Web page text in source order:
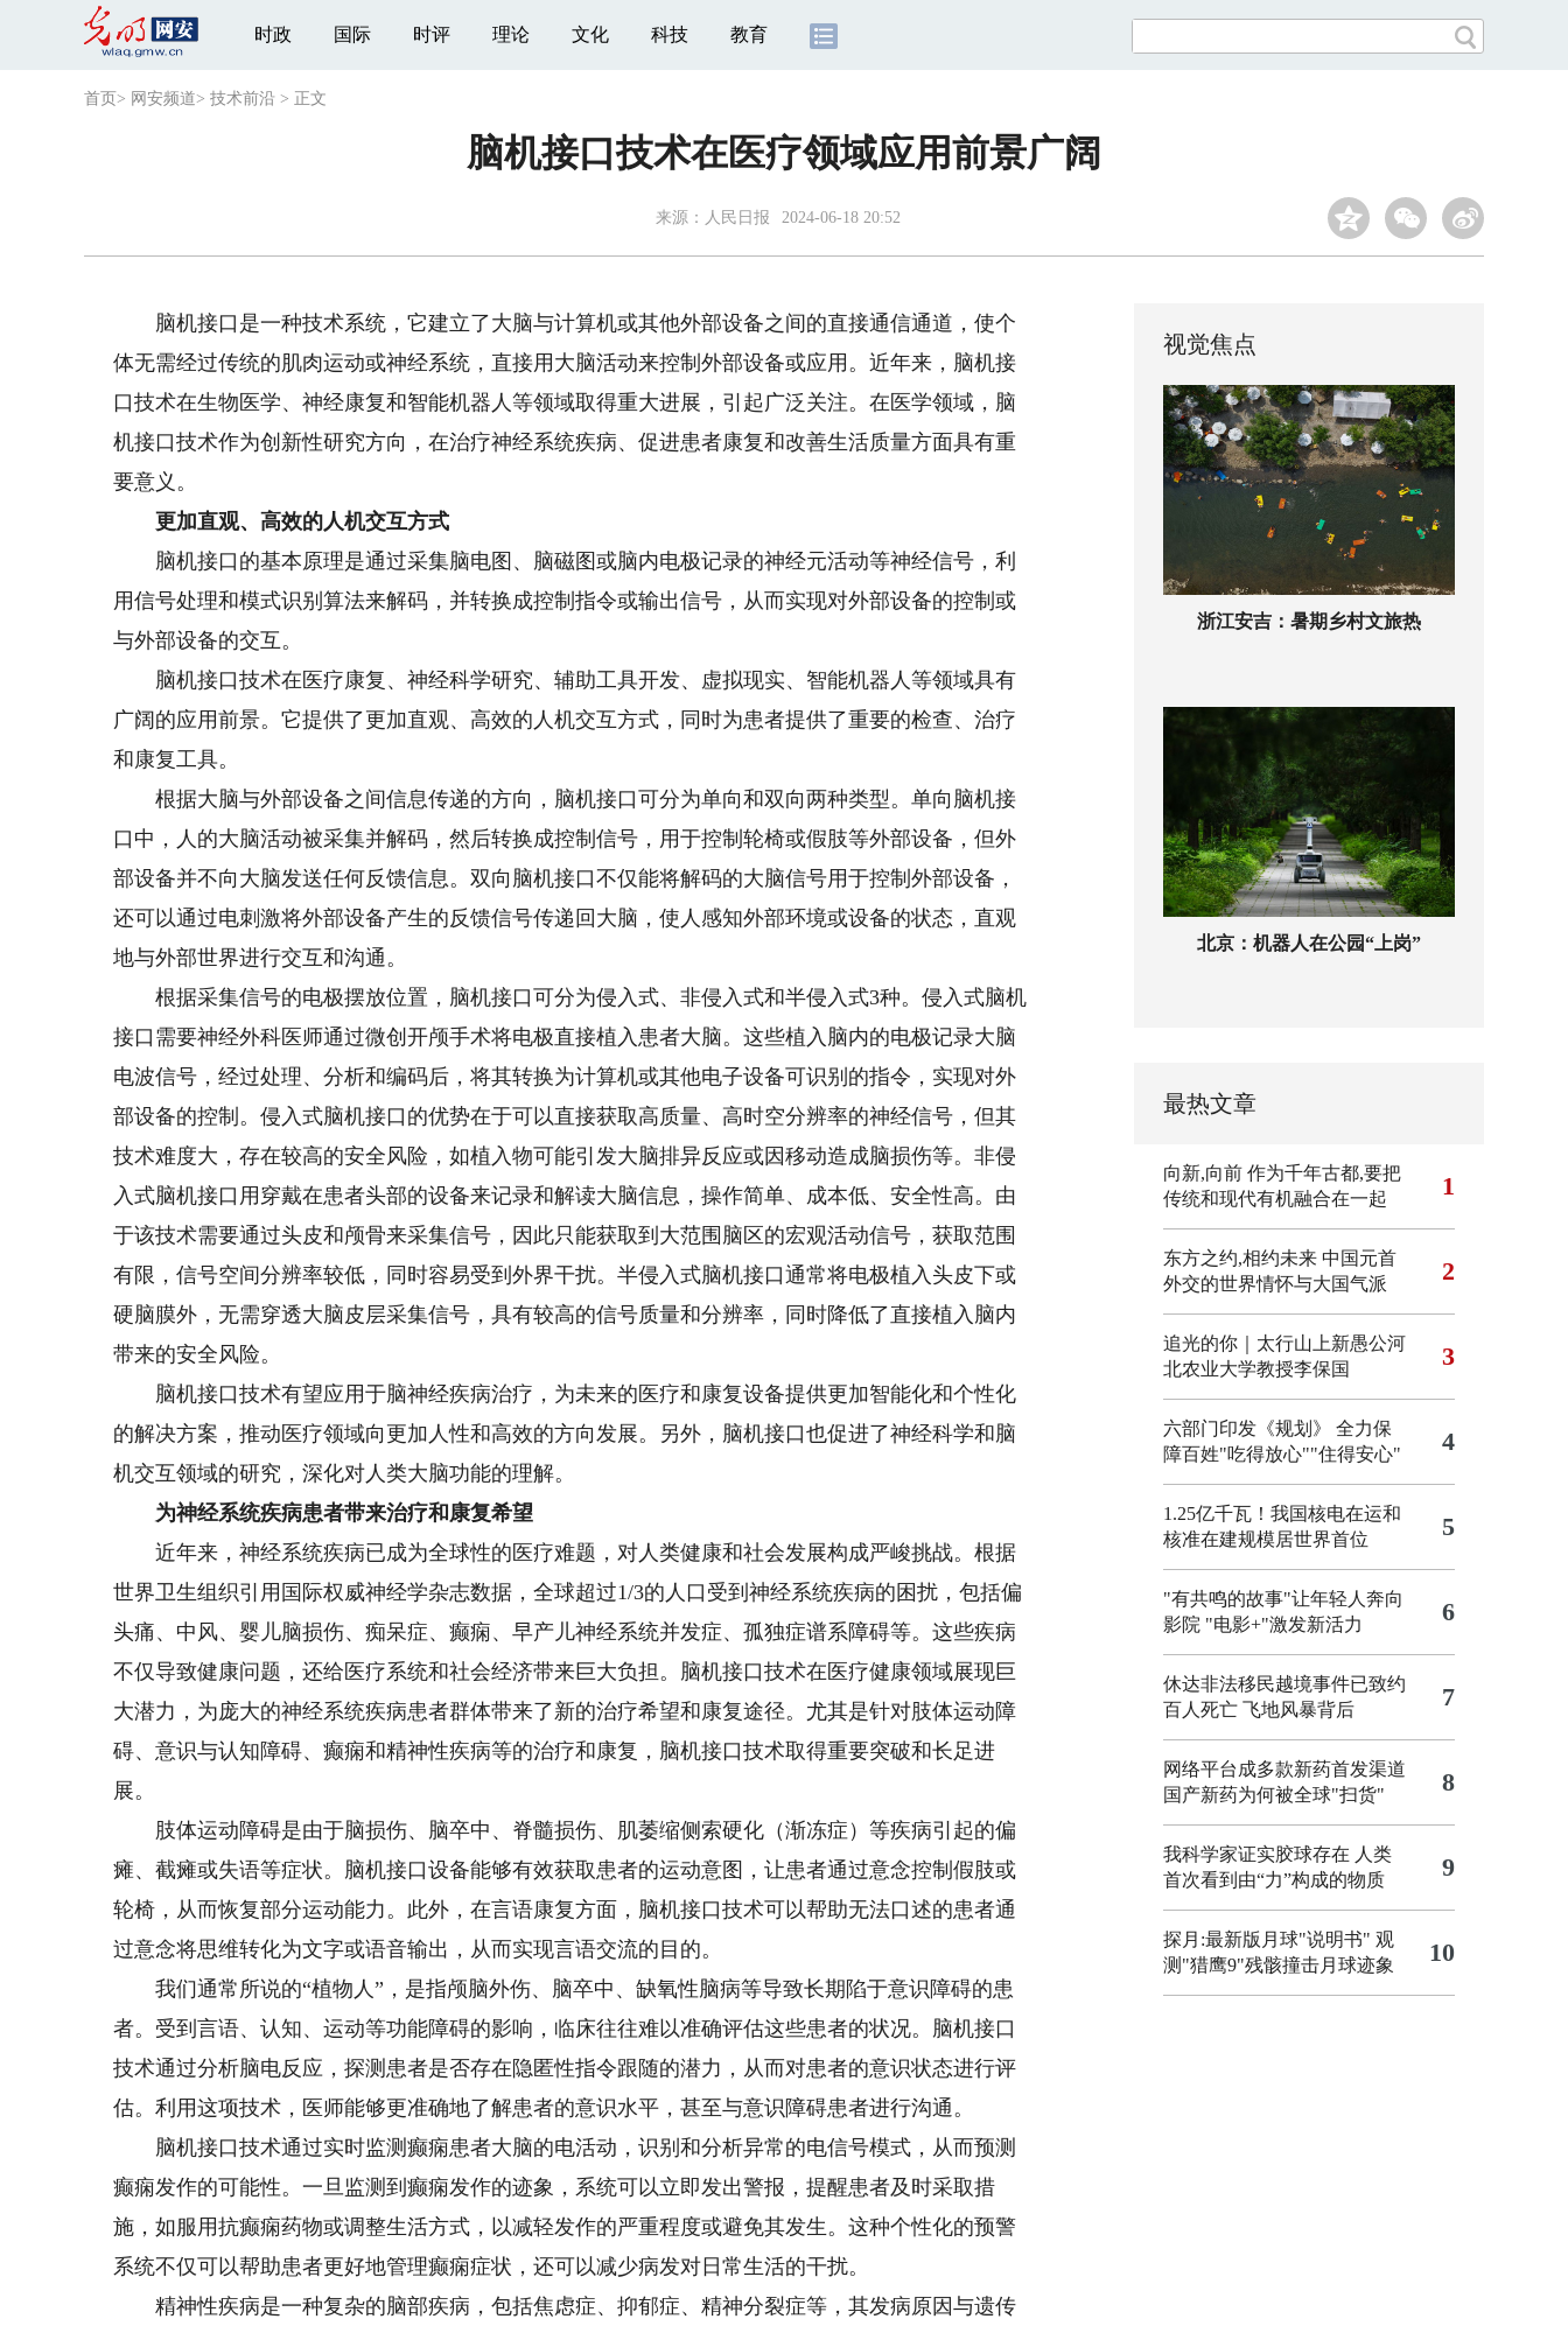
时政 国际 时评 理论 文化 科技 教育
首页 > 网安频道> 技术前沿 > 正文
脑机接口技术在医疗领域应用前景广阔
来源： 人民日报 2024-06-18 20:52
脑机接口是一种技术系统，它建立了大脑与计算机或其他外部设备之间的直接通信通道，使个
体无需经过传统的肌肉运动或神经系统，直接用大脑活动来控制外部设备或应用。近年来，脑机接
口技术在生物医学、神经康复和智能机器人等领域取得重大进展，引起广泛关注。在医学领域，脑
机接口技术作为创新性研究方向，在治疗神经系统疾病、促进患者康复和改善生活质量方面具有重
要意义。
更加直观、高效的人机交互方式
脑机接口的基本原理是通过采集脑电图、脑磁图或脑内电极记录的神经元活动等神经信号，利
用信号处理和模式识别算法来解码，并转换成控制指令或输出信号，从而实现对外部设备的控制或
与外部设备的交互。
脑机接口技术在医疗康复、神经科学研究、辅助工具开发、虚拟现实、智能机器人等领域具有
广阔的应用前景。它提供了更加直观、高效的人机交互方式，同时为患者提供了重要的检查、治疗
和康复工具。
根据大脑与外部设备之间信息传递的方向，脑机接口可分为单向和双向两种类型。单向脑机接
口中，人的大脑活动被采集并解码，然后转换成控制信号，用于控制轮椅或假肢等外部设备，但外
部设备并不向大脑发送任何反馈信息。双向脑机接口不仅能将解码的大脑信号用于控制外部设备，
还可以通过电刺激将外部设备产生的反馈信号传递回大脑，使人感知外部环境或设备的状态，直观
地与外部世界进行交互和沟通。
根据采集信号的电极摆放位置，脑机接口可分为侵入式、非侵入式和半侵入式3种。侵入式脑机
接口需要神经外科医师通过微创开颅手术将电极直接植入患者大脑。这些植入脑内的电极记录大脑
电波信号，经过处理、分析和编码后，将其转换为计算机或其他电子设备可识别的指令，实现对外
部设备的控制。侵入式脑机接口的优势在于可以直接获取高质量、高时空分辨率的神经信号，但其
技术难度大，存在较高的安全风险，如植入物可能引发大脑排异反应或因移动造成脑损伤等。非侵
入式脑机接口用穿戴在患者头部的设备来记录和解读大脑信息，操作简单、成本低、安全性高。由
于该技术需要通过头皮和颅骨来采集信号，因此只能获取到大范围脑区的宏观活动信号，获取范围
有限，信号空间分辨率较低，同时容易受到外界干扰。半侵入式脑机接口通常将电极植入头皮下或
硬脑膜外，无需穿透大脑皮层采集信号，具有较高的信号质量和分辨率，同时降低了直接植入脑内
带来的安全风险。
脑机接口技术有望应用于脑神经疾病治疗，为未来的医疗和康复设备提供更加智能化和个性化
的解决方案，推动医疗领域向更加人性和高效的方向发展。另外，脑机接口也促进了神经科学和脑
机交互领域的研究，深化对人类大脑功能的理解。
为神经系统疾病患者带来治疗和康复希望
近年来，神经系统疾病已成为全球性的医疗难题，对人类健康和社会发展构成严峻挑战。根据
世界卫生组织引用国际权威神经学杂志数据，全球超过1/3的人口受到神经系统疾病的困扰，包括偏
头痛、中风、婴儿脑损伤、痴呆症、癫痫、早产儿神经系统并发症、孤独症谱系障碍等。这些疾病
不仅导致健康问题，还给医疗系统和社会经济带来巨大负担。脑机接口技术在医疗健康领域展现巨
大潜力，为庞大的神经系统疾病患者群体带来了新的治疗希望和康复途径。尤其是针对肢体运动障
碍、意识与认知障碍、癫痫和精神性疾病等的治疗和康复，脑机接口技术取得重要突破和长足进
展。
肢体运动障碍是由于脑损伤、脑卒中、脊髓损伤、肌萎缩侧索硬化（渐冻症）等疾病引起的偏
瘫、截瘫或失语等症状。脑机接口设备能够有效获取患者的运动意图，让患者通过意念控制假肢或
轮椅，从而恢复部分运动能力。此外，在言语康复方面，脑机接口技术可以帮助无法口述的患者通
过意念将思维转化为文字或语音输出，从而实现言语交流的目的。
我们通常所说的“植物人”，是指颅脑外伤、脑卒中、缺氧性脑病等导致长期陷于意识障碍的患
者。受到言语、认知、运动等功能障碍的影响，临床往往难以准确评估这些患者的状况。脑机接口
技术通过分析脑电反应，探测患者是否存在隐匿性指令跟随的潜力，从而对患者的意识状态进行评
估。利用这项技术，医师能够更准确地了解患者的意识水平，甚至与意识障碍患者进行沟通。
脑机接口技术通过实时监测癫痫患者大脑的电活动，识别和分析异常的电信号模式，从而预测
癫痫发作的可能性。一旦监测到癫痫发作的迹象，系统可以立即发出警报，提醒患者及时采取措
施，如服用抗癫痫药物或调整生活方式，以减轻发作的严重程度或避免其发生。这种个性化的预警
系统不仅可以帮助患者更好地管理癫痫症状，还可以减少病发对日常生活的干扰。
精神性疾病是一种复杂的脑部疾病，包括焦虑症、抑郁症、精神分裂症等，其发病原因与遗传
视觉焦点
浙江安吉：暑期乡村文旅热
北京：机器人在公园“上岗”
最热文章
向新,向前 作为千年古都,要把
传统和现代有机融合在一起
1
东方之约,相约未来 中国元首
外交的世界情怀与大国气派
2
追光的你｜太行山上新愚公河
北农业大学教授李保国
3
六部门印发《规划》 全力保
障百姓"吃得放心""住得安心"
4
1.25亿千瓦！我国核电在运和
核准在建规模居世界首位
5
"有共鸣的故事"让年轻人奔向
影院 "电影+"激发新活力 6
休达非法移民越境事件已致约
百人死亡 飞地风暴背后 7
网络平台成多款新药首发渠道
国产新药为何被全球"扫货"
8
我科学家证实胶球存在 人类
首次看到由“力”构成的物质
9
探月:最新版月球"说明书" 观
测"猎鹰9"残骸撞击月球迹象
10